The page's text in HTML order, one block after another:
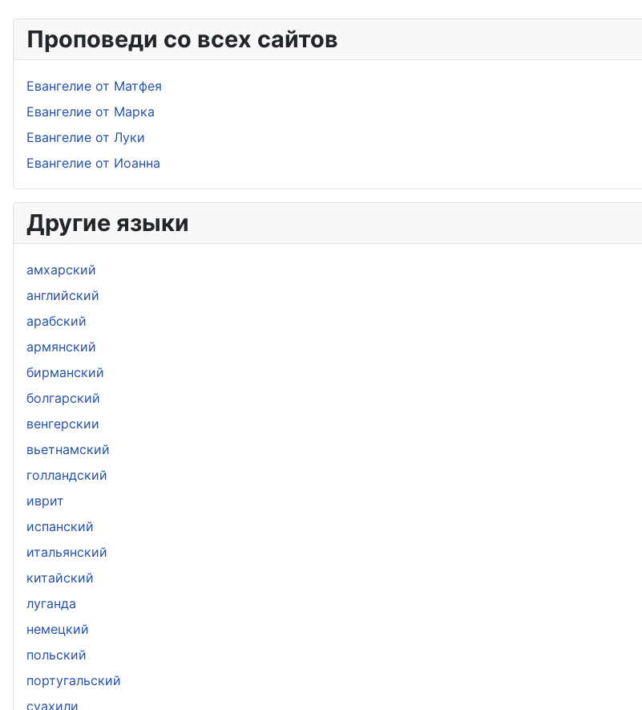
Проповеди со всех сайтов
Евангелие от Матфея
Евангелие от Марка
Евангелие от Луки
Евангелие от Иоанна
Другие языки
амхарский
aнглийский
арабский
армянский
бирманский
болгарский
венгерскии
вьетнамский
голландский
иврит
испанский
итальянский
китайский
луганда
немецкий
польский
португальский
суахили